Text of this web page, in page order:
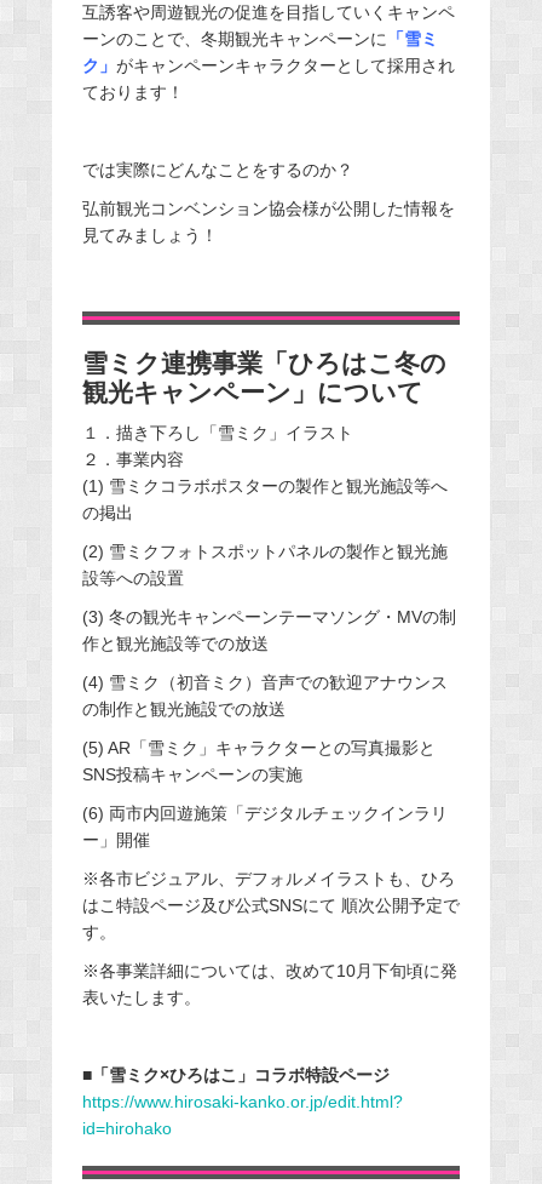
互誘客や周遊観光の促進を目指していくキャンペ
ーンのことで、冬期観光キャンペーンに 「雪ミ
ク」 がキャンペーンキャラクターとして採用され
ております！
では実際にどんなことをするのか？
弘前観光コンベンション協会様が公開した情報を
見てみましょう！
雪ミク連携事業「ひろはこ冬の
観光キャンペーン」について
１．描き下ろし「雪ミク」イラスト
２．事業内容
(1) 雪ミクコラボポスターの製作と観光施設等へ
の掲出
(2) 雪ミクフォトスポットパネルの製作と観光施
設等への設置
(3) 冬の観光キャンペーンテーマソング・MVの制
作と観光施設等での放送
(4) 雪ミク（初音ミク）音声での歓迎アナウンス
の制作と観光施設での放送
(5) AR「雪ミク」キャラクターとの写真撮影と
SNS投稿キャンペーンの実施
(6) 両市内回遊施策「デジタルチェックインラリ
ー」開催
※各市ビジュアル、デフォルメイラストも、ひろ
はこ特設ページ及び公式SNSにて 順次公開予定で
す。
※各事業詳細については、改めて10月下旬頃に発
表いたします。
■「雪ミク×ひろはこ」コラボ特設ページ
https://www.hirosaki-kanko.or.jp/edit.html?
id=hirohako